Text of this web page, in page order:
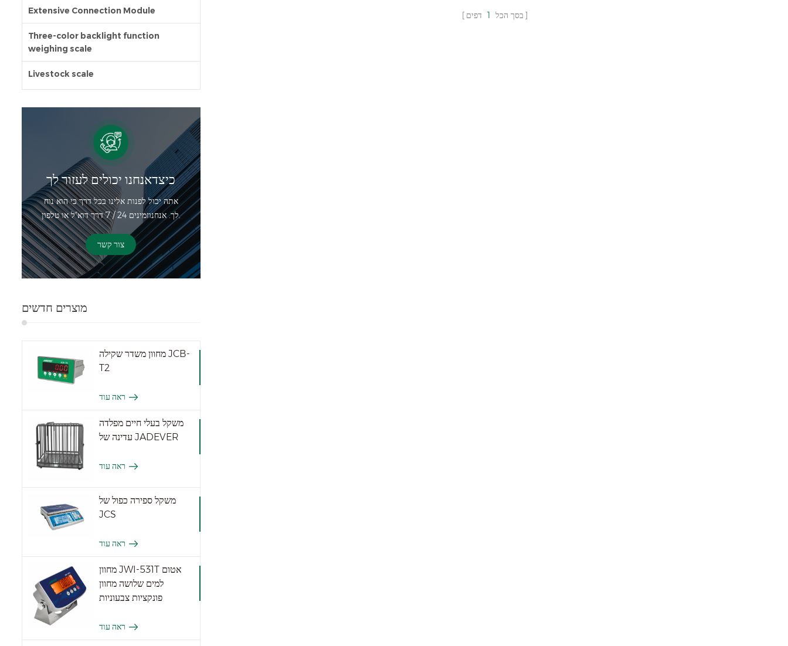
Extensive Connection Module
Three-color backlight function
weighing scale
Livestock scale
כיצדאנחנו יכולים לעזור לך
אתה יכול לפנות אלינו בכל דרך כי הוא נוח
לך. אנחנוזמינים 24 / 7 דרך דוא"ל או טלפון.
צור קשר
מוצרים חדשים
מחוון משדר שקילה JCB-
T2
ראה עוד
משקל בעלי חיים מפלדה
עדינה של JADEVER
ראה עוד
משקל ספירה כפול של
JCS
ראה עוד
מחוון JWI-531T אטום
למים שלושה מחוון
פונקציות צבעוניות
ראה עוד
בסך הכל 1 דפים